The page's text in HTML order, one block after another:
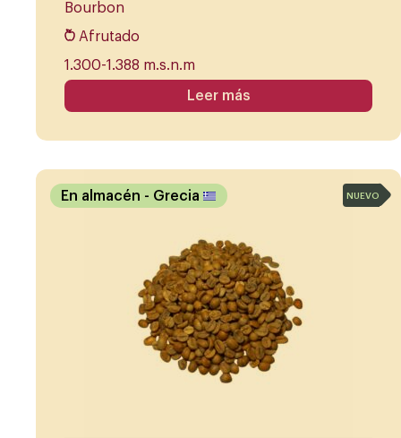
Bourbon
Afrutado
1.300-1.388 m.s.n.m
Leer más
En almacén - Grecia NUEVO